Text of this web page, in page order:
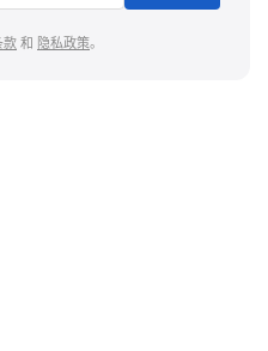
款和 隐私政策。